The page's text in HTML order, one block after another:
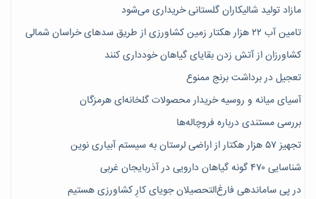
مازاد تولید شالیکاران گلستانی خریداری می‌شود
تامین آب ۲۲ هزار هکتار زمین کشاورزی از طریق سدهای خراسان شمالی
کشاورزان از آتش زدن بقایای گیاهان خودداری کنند
تعجیل در برداشت برنج ممنوع
آسیای میانه و روسیه خریدار محصولات گلخانه‌ای هرمزگان
بررسی مستندی درباره فروچاله‌ها
تجهیز ۵۷ هزار هکتار از اراضی لرستان به سیستم آبیاری نوین
شناسایی ۴۷٠ گونه گیاهان دارویی در آذربایجان غربی
در پی ساماندهی فارغ‌التحصیلان جویای کارِ کشاورزی هستیم